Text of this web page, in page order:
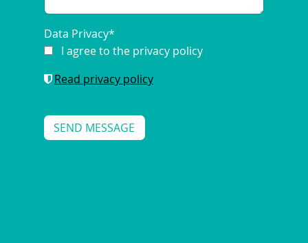
Data Privacy*
I agree to the privacy policy
Read privacy policy